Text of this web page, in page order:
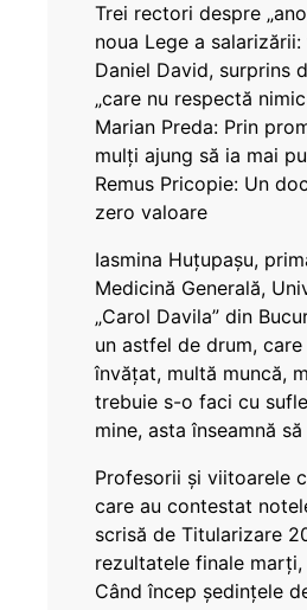
Trei rectori despre
noua Lege a
Daniel David, surprins
„care nu respectă
Marian Preda: Prin
mulți ajung să ia mai
Remus Pricopie: Un
zero valoare
Iasmina Huțupașu,
Medicină Generală,
„Carol Davila” din
un astfel de drum,
învățat, multă muncă,
trebuie s-o faci cu
mine, asta înseamnă
Profesorii și viitoarele
care au contestat
scrisă de Titularizare
rezultatele finale
Când încep ședințele